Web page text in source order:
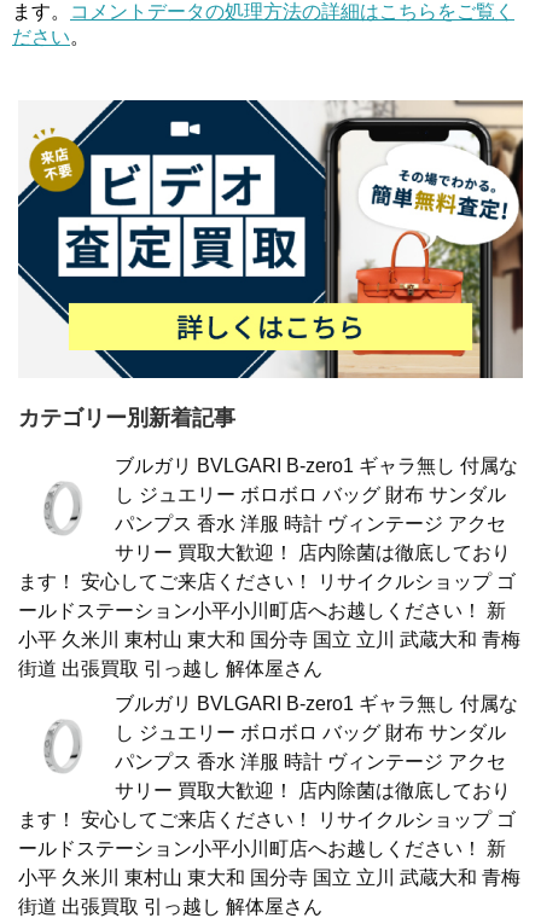
ます。
コメントデータの処理方法の詳細はこちらをご覧く
ださい。
カテゴリー別新着記事
ブルガリ BVLGARI B-zero1 ギャラ無し 付属な
し ジュエリー ボロボロ バッグ 財布 サンダル
パンプス 香水 洋服 時計 ヴィンテージ アクセ
サリー 買取大歓迎！ 店内除菌は徹底しており
ます！ 安心してご来店ください！ リサイクルショップ ゴ
ールドステーション小平小川町店へお越しください！ 新
小平 久米川 東村山 東大和 国分寺 国立 立川 武蔵大和 青梅
街道 出張買取 引っ越し 解体屋さん
ブルガリ BVLGARI B-zero1 ギャラ無し 付属な
し ジュエリー ボロボロ バッグ 財布 サンダル
パンプス 香水 洋服 時計 ヴィンテージ アクセ
サリー 買取大歓迎！ 店内除菌は徹底しており
ます！ 安心してご来店ください！ リサイクルショップ ゴ
ールドステーション小平小川町店へお越しください！ 新
小平 久米川 東村山 東大和 国分寺 国立 立川 武蔵大和 青梅
街道 出張買取 引っ越し 解体屋さん